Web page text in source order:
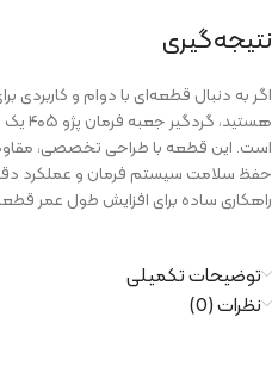
نتیجه‌گیری
اگر به دنبال قطعه‌ای با دوام و کاربردی
است. این قطعه با طراحی تخصصی،
حفظ سلامت سیستم فرمان و عملکرد
راهکاری ساده برای افزایش طول عمر
توضیحات تکمیلی
نظرات (0)